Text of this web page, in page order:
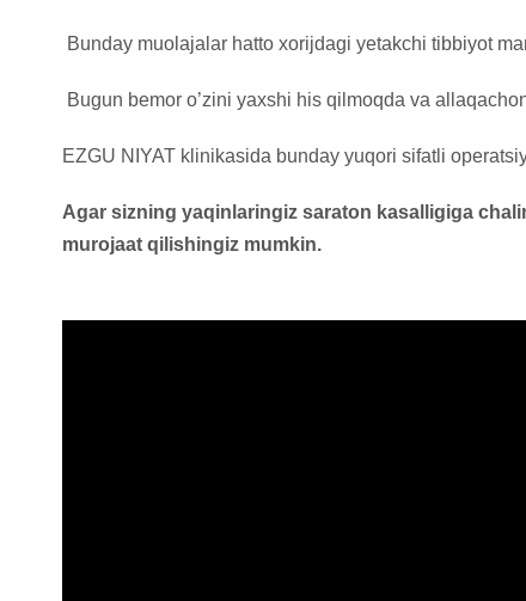
Bunday muolajalar hatto xorijdagi yetakchi tibbiyot
Bugun bemor o’zini yaxshi his qilmoqda va
EZGU NIYAT klinikasida bunday yuqori sifatli
Agar sizning yaqinlaringiz saraton kasalligiga
murojaat qilishingiz mumkin.